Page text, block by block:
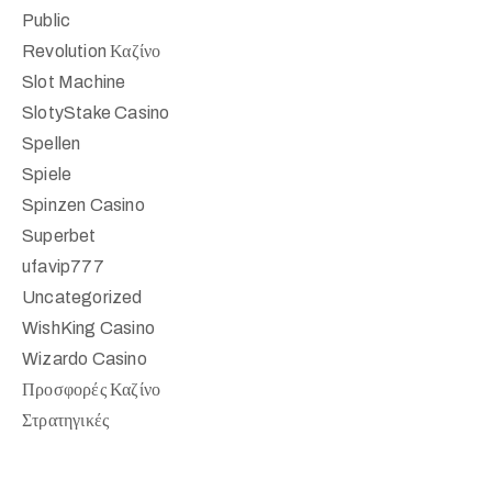
Public
Revolution Καζίνο
Slot Machine
SlotyStake Casino
Spellen
Spiele
Spinzen Casino
Superbet
ufavip777
Uncategorized
WishKing Casino
Wizardo Casino
Προσφορές Καζίνο
Στρατηγικές